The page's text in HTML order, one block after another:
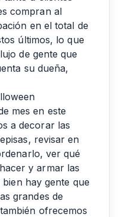
compran al
en el total de
últimos, lo que
de gente que
su dueña,
mes en este
a decorar las
revisar en
ver qué
y armar las
hay gente que
grandes de
ofrecemos